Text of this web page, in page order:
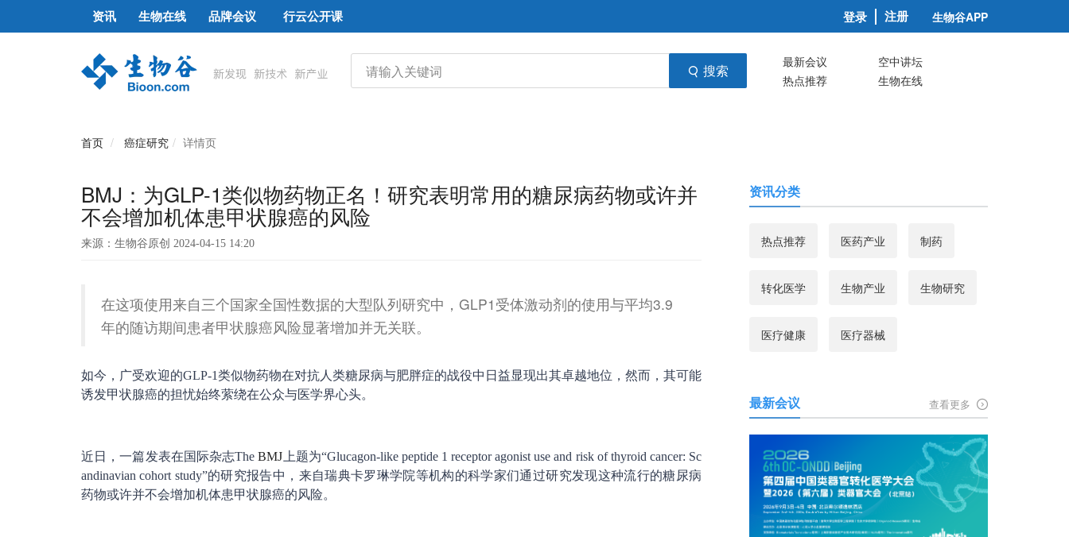
资讯 生物在线 品牌会议 行云公开课 登录 注册 生物谷APP
搜索 最新会议
空中讲坛
热点推荐
生物在线
首页 癌症研究 详情页
BMJ：为GLP-1类似物药物正名！研究表明常用的糖尿病药物或许并
不会增加机体患甲状腺癌的风险
来源：生物谷原创 2024-04-15 14:20
在这项使用来自三个国家全国性数据的大型队列研究中，GLP1受体激动剂的使用与平均3.9
年的随访期间患者甲状腺癌风险显著增加并无关联。
如今，广受欢迎的GLP-1类似物药物在对抗人类糖尿病与肥胖症的战役中日益显现出其卓越地位，然而，其可能
诱发甲状腺癌的担忧始终萦绕在公众与医学界心头。
近日，一篇发表在国际杂志TheBMJ 上题为“Glucagon-like peptide 1 receptor agonist use and risk of thyroid cancer: Sc
andinavian cohort study”的研究报告中，来自瑞典卡罗琳学院等机构的科学家们通过研究发现这种流行的糖尿病
药物或许并不会增加机体患甲状腺癌的风险。
资讯分类
热点推荐 医药产业 制药
转化医学 生物产业 生物研究
医疗健康 医疗器械
最新会议 查看更多